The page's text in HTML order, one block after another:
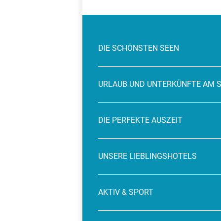
DIE SCHÖNSTEN SEEN
URLAUB UND UNTERKÜNFTE AM
DIE PERFEKTE AUSZEIT
UNSERE LIEBLINGSHOTELS
AKTIV & SPORT